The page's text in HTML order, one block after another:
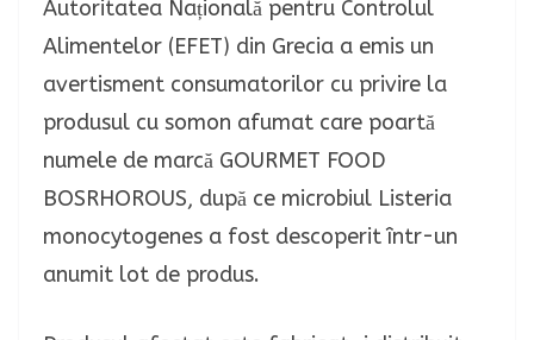
Autoritatea Națională pentru Controlul
Alimentelor (EFET) din Grecia a emis un
avertisment consumatorilor cu privire la
produsul cu somon afumat care poartă
numele de marcă GOURMET FOOD
BOSRHOROUS, după ce microbiul Listeria
monocytogenes a fost descoperit într-un
anumit lot de produs.